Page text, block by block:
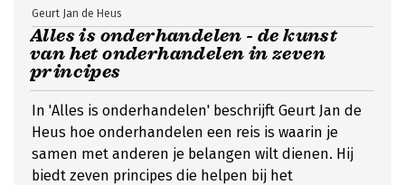
Alles is onderhandelen - de kunst
van het onderhandelen in zeven
principes
Geurt Jan de Heus
In 'Alles is onderhandelen' beschrijft Geurt Jan de
Heus hoe onderhandelen een reis is waarin je
samen met anderen je belangen wilt dienen. Hij
biedt zeven principes die helpen bij het